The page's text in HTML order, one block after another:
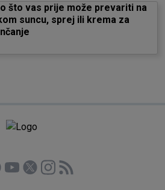
što vas prije može prevariti na
suncu, sprej ili krema za